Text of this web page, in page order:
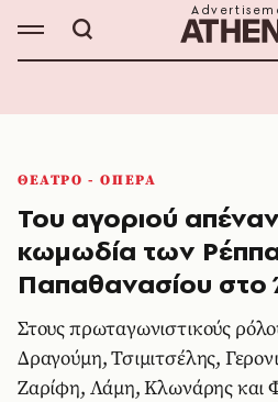
ΘΕΑΤΡΟ - ΟΠΕΡΑ
Του αγοριού
κωμωδία των
Παπαθανασίου στο
Στους πρωταγωνιστικούς
Δραγούμη, Τσιμιτσέλης, Γερονικολού, Ελευθερίου,
Ζαρίφη, Λάμη,